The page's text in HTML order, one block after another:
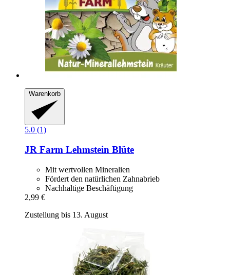
Warenkorb
5.0 (1)
JR Farm Lehmstein Blüte
Mit wertvollen Mineralien
Fördert den natürlichen Zahnabrieb
Nachhaltige Beschäftigung
2,99 €
Zustellung bis 13. August